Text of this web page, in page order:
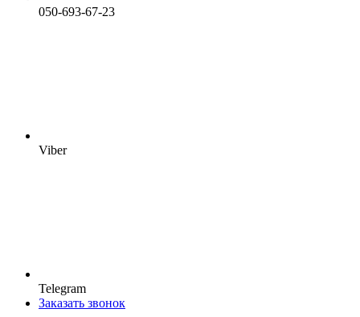
050-693-67-23
Viber
Telegram
Заказать звонок